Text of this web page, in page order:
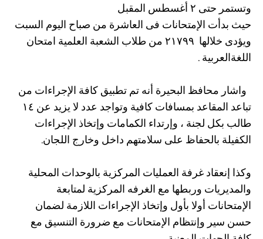
وتستمر حتى ٢ أغسطس المقبل
حيث بدأت الإمتحانات فى العاشرة من صباح اليوم السبت
ويؤدى خلالها ٢١٧٩٩ من طلاب الشعبة العلمية امتحان
اللغةالعربية .
واشار محافظ البحيرة أنه تم تطبيق كافة الإجراءات من
تباعد المقاعد بمسافات كافية وتواجد عدد لا يزيد عن ١٤
طالب بكل لجنة ، وإرتداء الكمامات وإتخاذ الإجراءات
الكفيلة بالحفاظ على سلامتهم داخل وخارج اللجان.
وكذا إنعقاد غرفة العمليات المركزية بالوحدات المحلية
والمديريات وربطها مع الغرفه المركزية لمتابعة
الإمتحانات أولا بأول وإتخاذ الإجراءات اللازمة لضمان
حسن سير وإنتظام الإمتحانات مع ضرورة التنسيق مع